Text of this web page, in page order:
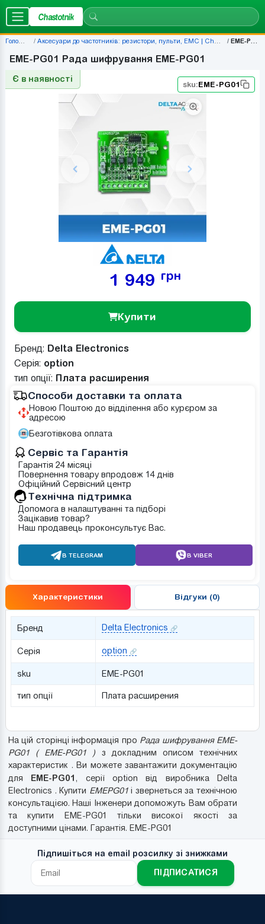
Chastotnik
Головна Аксесуари до частотників: резистори, пульти, EMC | Chastotnik.ua EME-PG01
EME-PG01 Рада шифрування EME-PG01
Є в наявності
sku:EME-PG01
1 949 грн
Купити
Бренд: Delta Electronics
Серія: option
тип опції: Плата расширения
Способи доставки та оплата
Новою Поштою до відділення або курєром за
адресою
Безготівкова оплата
Сервіс та Гарантія
Гарантія 24 місяці
Повернення товару впродовж 14 днів
Офіційний Сервісний центр
Tехнічна підтримка
Допомога в налаштуванні та підборі
Зацікавив товар?
Наш продавець проконсультує Вас.
В TELEGRAM В VIBER
Характеристики Відгуки (0)
Бренд Delta Electronics
Серія option
sku EME-PG01
тип опції Плата расширения
На цій сторінці інформація про Рада шифрування EME-
PG01 ( EME-PG01 ) з докладним описом технічних
характеристик . Ви можете завантажити документацію
для EME-PG01 , серії option від виробника Delta
Electronics . Купити EMEPG01і звернеться за технічною
консультацією. Наші Інженери допоможуть Вам обрати
та купити EME-PG01 тільки високої якості за
доступними цінами. Гарантія. EME-PG01
Підпишіться на email розсилку зі знижками
ПІДПИСАТИСЯ